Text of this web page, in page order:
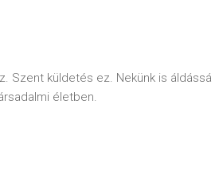
Szent küldetés ez. Nekünk is áldássá
életben.